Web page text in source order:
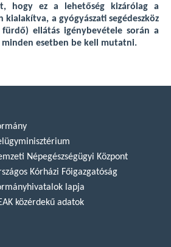
hogy ez a lehetőség kizárólag a
kialakítva, a gyógyászati segédeszköz
ellátás igénybevétele során a
minden esetben be kell mutatni.
Népegészségügyi Központ
Kórházi Főigazgatóság
lapja
közérdekű adatok